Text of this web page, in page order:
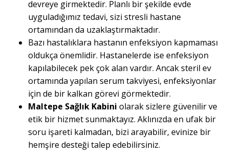
devreye girmektedir. Planlı bir şekilde evde
uyguladığımız tedavi, sizi stresli hastane
ortamından da uzaklaştırmaktadır.
Bazı hastalıklara hastanın enfeksiyon kapmaması
oldukça önemlidir. Hastanelerde ise enfeksiyon
kapılabilecek pek çok alan vardır. Ancak steril ev
ortamında yapılan serum takviyesi, enfeksiyonlar
için de bir kalkan görevi görmektedir.
Maltepe Sağlık Kabini olarak sizlere güvenilir ve
etik bir hizmet sunmaktayız. Aklınızda en ufak bir
soru işareti kalmadan, bizi arayabilir, evinize bir
hemşire desteği talep edebilirsiniz.